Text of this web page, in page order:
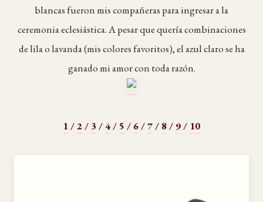
blancas fueron mis compañeras para ingresar a la
ceremonia eclesiástica. A pesar que quería combinaciones
de lila o lavanda (mis colores favoritos), el azul claro se ha
ganado mi amor con toda razón.
1/2/ 3 /4/ 5 / 6/7/ 8/ 9/ 10